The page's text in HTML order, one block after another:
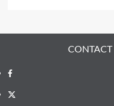
CONTACT
Facebook
X